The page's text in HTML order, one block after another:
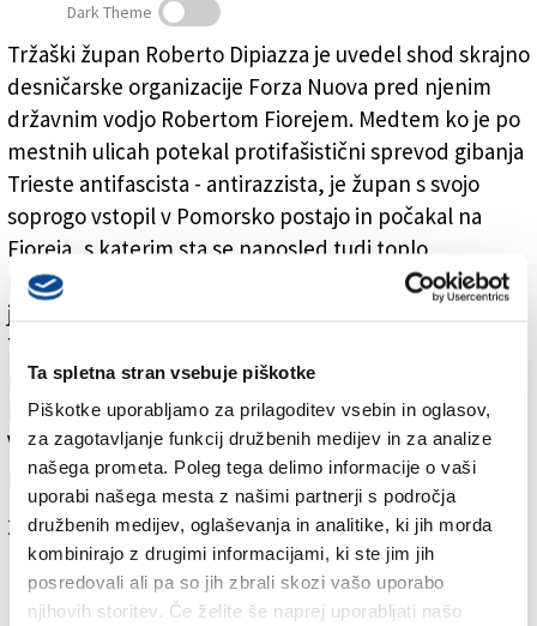
Ta spletna stran vsebuje piškotke
Piškotke uporabljamo za prilagoditev vsebin in oglasov,
za zagotavljanje funkcij družbenih medijev in za analize
našega prometa. Poleg tega delimo informacije o vaši
uporabi našega mesta z našimi partnerji s področja
družbenih medijev, oglaševanja in analitike, ki jih morda
kombinirajo z drugimi informacijami, ki ste jim jih
posredovali ali pa so jih zbrali skozi vašo uporabo
njihovih storitev. Če želite še naprej uporabljati našo
Tržaški župan Dipiazza uvedel shod neofašistov
Dark Theme
Tržaški župan Roberto Dipiazza je uvedel shod skrajno
desničarske organizacije Forza Nuova pred njenim
državnim vodjo Robertom Fiorejem. Medtem ko je po
mestnih ulicah potekal protifašistični sprevod gibanja
Trieste antifascista - antirazzista, je župan s svojo
soprogo vstopil v Pomorsko postajo in počakal na
Fioreja, s katerim sta se naposled tudi toplo
pozdravila in poljubila. Shod neofašistov Forza Nuova
je nato s krajšim govorom uvedel sam župan Dipiazza.
Trst je najbolj italijansko mesto v Italiji, je med drugim
povedal in spomnil, da je on dal zgraditi spomenik na
bazovkem šohtu, ki si ga letno ogleda 100 tisoč ljudi.
Vest o prisotnosti župana na shodu že vzbuja
polemike.
Za branje in pisanje komentarjevje potrebna prijava